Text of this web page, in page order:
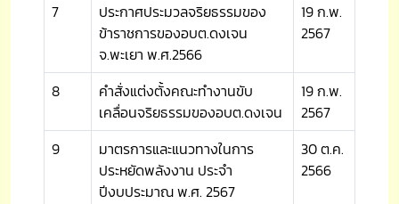
7
ประกาศประมวลจริยธรรมของ
ข้าราชการของอบต.ดงเจน
จ.พะเยา พ.ศ.2566
19 ก.พ.
2567
8
คำสั่งแต่งตั้งคณะทำงานขับ
เคลื่อนจริยธรรมของอบต.ดงเจน
19 ก.พ.
2567
9
มาตรการและแนวทางในการ
ประหยัดพลังงาน ประจำ
ปีงบประมาณ พ.ศ. 2567
30 ต.ค.
2566